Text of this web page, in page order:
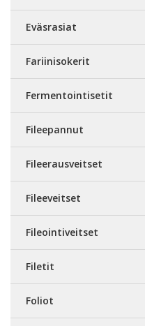
Eväsrasiat
Fariinisokerit
Fermentointisetit
Fileepannut
Fileerausveitset
Fileeveitset
Fileointiveitset
Filetit
Foliot